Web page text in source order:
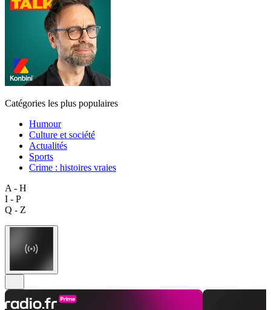
Catégories les plus populaires
Humour
Culture et société
Actualités
Sports
Crime : histoires vraies
A - H
I - P
Q - Z